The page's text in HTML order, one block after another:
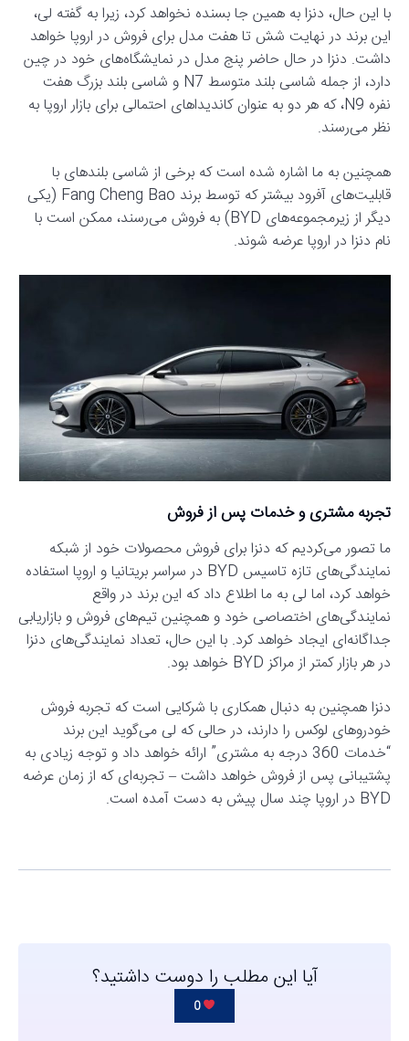
با این حال، دنزا به همین جا بسنده نخواهد کرد، زیرا به گفته لی،
این برند در نهایت شش تا هفت مدل برای فروش در اروپا خواهد
داشت. دنزا در حال حاضر پنج مدل در نمایشگاه‌های خود در چین
دارد، از جمله شاسی بلند متوسط N7 و شاسی بلند بزرگ هفت
نفره N9، که هر دو به عنوان کاندیداهای احتمالی برای بازار اروپا به
نظر می‌رسند.
همچنین به ما اشاره شده است که برخی از شاسی بلندهای با
قابلیت‌های آفرود بیشتر که توسط برند Fang Cheng Bao (یکی
دیگر از زیرمجموعه‌های BYD) به فروش می‌رسند، ممکن است با
نام دنزا در اروپا عرضه شوند.
تجربه مشتری و خدمات پس از فروش
ما تصور می‌کردیم که دنزا برای فروش محصولات خود از شبکه
نمایندگی‌های تازه تاسیس BYD در سراسر بریتانیا و اروپا استفاده
خواهد کرد، اما لی به ما اطلاع داد که این برند در واقع
نمایندگی‌های اختصاصی خود و همچنین تیم‌های فروش و بازاریابی
جداگانه‌ای ایجاد خواهد کرد. با این حال، تعداد نمایندگی‌های دنزا
در هر بازار کمتر از مراکز BYD خواهد بود.
دنزا همچنین به دنبال همکاری با شرکایی است که تجربه فروش
خودروهای لوکس را دارند، در حالی که لی می‌گوید این برند
“خدمات 360 درجه به مشتری” ارائه خواهد داد و توجه زیادی به
پشتیبانی پس از فروش خواهد داشت – تجربه‌ای که از زمان عرضه
BYD در اروپا چند سال پیش به دست آمده است.
آیا این مطلب را دوست داشتید؟
0